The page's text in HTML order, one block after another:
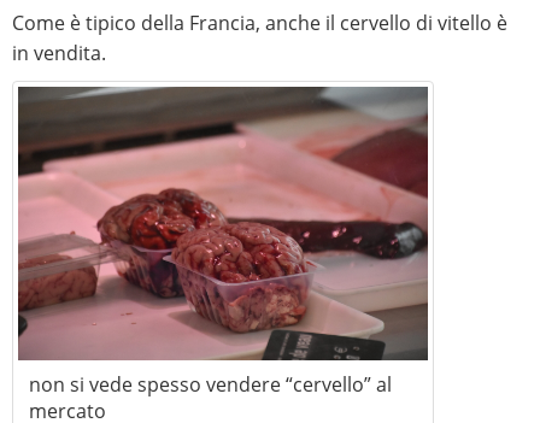
Come è tipico della Francia, anche il cervello di vitello è
in vendita.
non si vede spesso vendere “cervello” al
mercato